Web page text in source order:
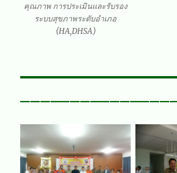
คุณภาพ การประเมินและรับรอง
ระบบสุขภาพระดับอำเภอ
(HA,DHSA)